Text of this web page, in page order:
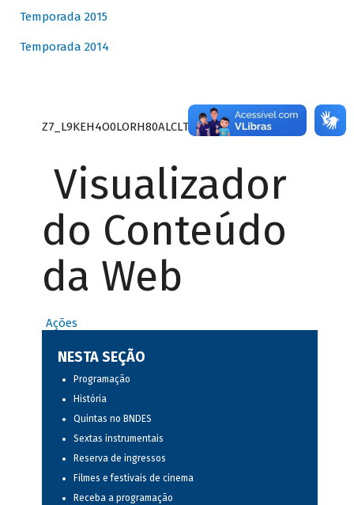
Temporada 2015
Temporada 2014
Z7_L9KEH4O0LORH80ALCLTPF80S27
Visualizador
do Conteúdo
da Web
Ações
NESTA SEÇÃO
Programação
História
Quintas no BNDES
Sextas instrumentais
Reserva de ingressos
Filmes e festivais de cinema
Receba a programação